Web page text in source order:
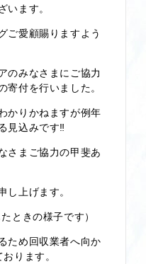
ます。
ご愛顧賜りますよう
のみなさまにご協力
付を行いました。
かりかねますが例年
見込みです‼
さまご協力の甲斐あ
上げます。
ときの様子です）
ため回収業者へ向か
ります。